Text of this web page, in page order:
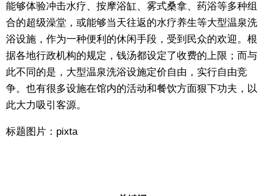
能够体验冲击水疗、按摩浴缸、雾式桑拿、药浴等多种组
合的超级澡堂，或能够当天往返的水疗养生等大型温泉洗
浴设施，作为一种便利的休闲手段，受到民众的欢迎。根
据各地行政机构的规定，钱汤都设定了收费的上限；而与
此不同的是，大型温泉洗浴设施定价自由，实行自由竞
争。也有很多设施在馆内的活动和餐饮方面狠下功夫，以
此大力吸引客源。
标题图片：pixta